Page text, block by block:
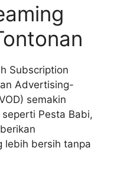
Subscription
Advertising-
semakin
Pesta Babi,
lebih bersih tanpa